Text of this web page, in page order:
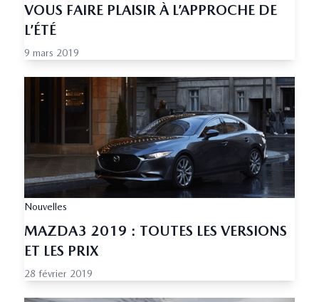
VOUS FAIRE PLAISIR À L’APPROCHE DE
L’ÉTÉ
9 mars 2019
Nouvelles
MAZDA3 2019 : TOUTES LES VERSIONS
ET LES PRIX
28 février 2019